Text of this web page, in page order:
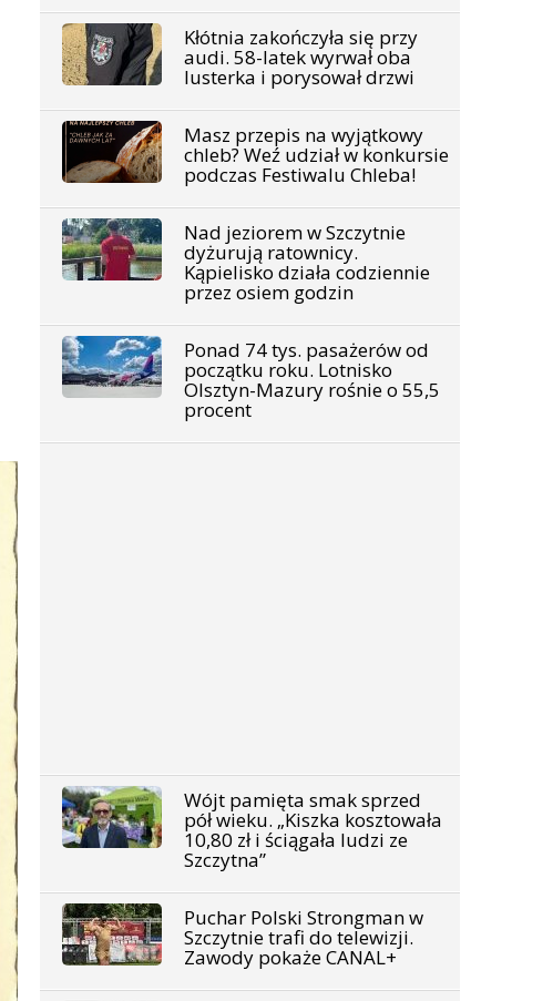
Kłótnia zakończyła się przy
audi. 58-latek wyrwał oba
lusterka i porysował drzwi
Masz przepis na wyjątkowy
chleb? Weź udział w konkursie
podczas Festiwalu Chleba!
Nad jeziorem w Szczytnie
dyżurują ratownicy.
Kąpielisko działa codziennie
przez osiem godzin
Ponad 74 tys. pasażerów od
początku roku. Lotnisko
Olsztyn-Mazury rośnie o 55,5
procent
Wójt pamięta smak sprzed
pół wieku. „Kiszka kosztowała
10,80 zł i ściągała ludzi ze
Szczytna”
Puchar Polski Strongman w
Szczytnie trafi do telewizji.
Zawody pokaże CANAL+